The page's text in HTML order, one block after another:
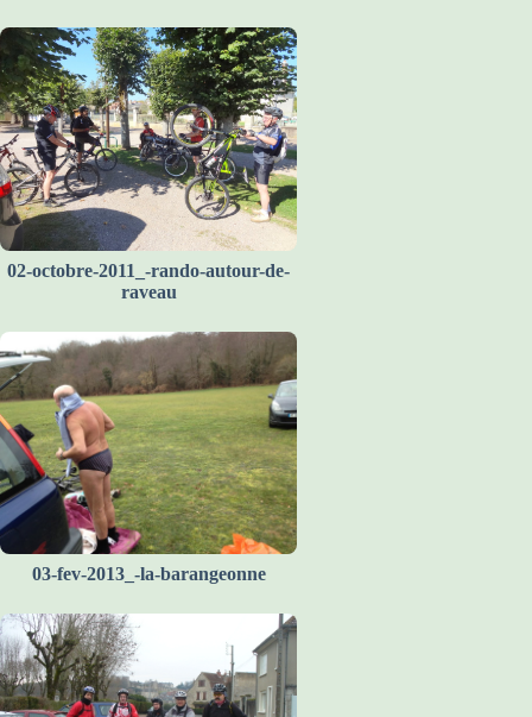
02-octobre-2011_-rando-autour-de-
raveau
03-fev-2013_-la-barangeonne